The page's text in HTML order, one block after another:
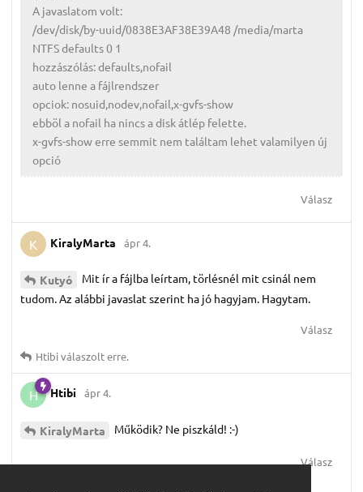
A javaslatom volt:
/dev/disk/by-uuid/0838E3AF38E39A48 /media/marta
NTFS defaults 0 1
hozzászólás: defaults,nofail
auto lenne a fájlrendszer
opciok: nosuid,nodev,nofail,x-gvfs-show
ebböl a nofail ha nincs a disk átlép felette.
x-gvfs-show erre semmit nem találtam lehet valamilyen új
opció
Válasz
K KiralyMarta ápr 4.
Kutyó
Mit ír a fájlba leírtam, törlésnél mit csinál nem
tudom. Az alábbi javaslat szerint ha jó hagyjam. Hagytam.
Válasz
Htibiválaszolt erre.
H Htibi ápr 4.
KiralyMarta Működik? Ne piszkáld! :-)
Válasz